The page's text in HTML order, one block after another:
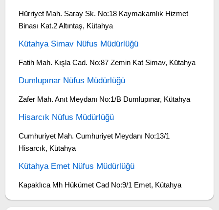
Hürriyet Mah. Saray Sk. No:18 Kaymakamlık Hizmet
Binası Kat.2 Altıntaş, Kütahya
Kütahya Simav Nüfus Müdürlüğü
Fatih Mah. Kışla Cad. No:87 Zemin Kat Simav, Kütahya
Dumlupınar Nüfus Müdürlüğü
Zafer Mah. Anıt Meydanı No:1/B Dumlupınar, Kütahya
Hisarcık Nüfus Müdürlüğü
Cumhuriyet Mah. Cumhuriyet Meydanı No:13/1
Hisarcık, Kütahya
Kütahya Emet Nüfus Müdürlüğü
Kapaklıca Mh Hükümet Cad No:9/1 Emet, Kütahya